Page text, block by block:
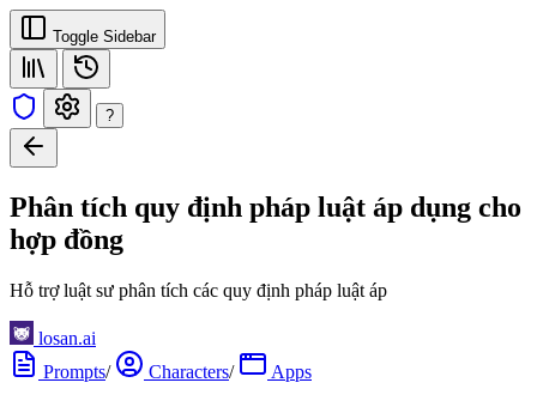
Toggle Sidebar
?
Phân tích quy định pháp luật áp dụng cho
hợp đồng
Hỗ trợ luật sư phân tích các quy định pháp luật áp
losan.ai
Prompts/ Characters/ Apps